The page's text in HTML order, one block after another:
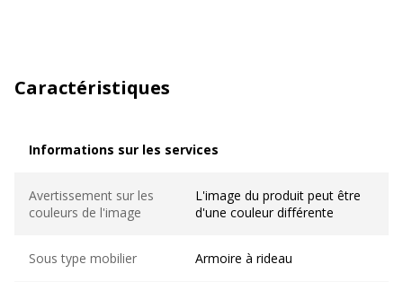
Caractéristiques
Informations sur les services
Avertissement sur les
couleurs de l'image
L'image du produit peut être
d'une couleur différente
Sous type mobilier Armoire à rideau